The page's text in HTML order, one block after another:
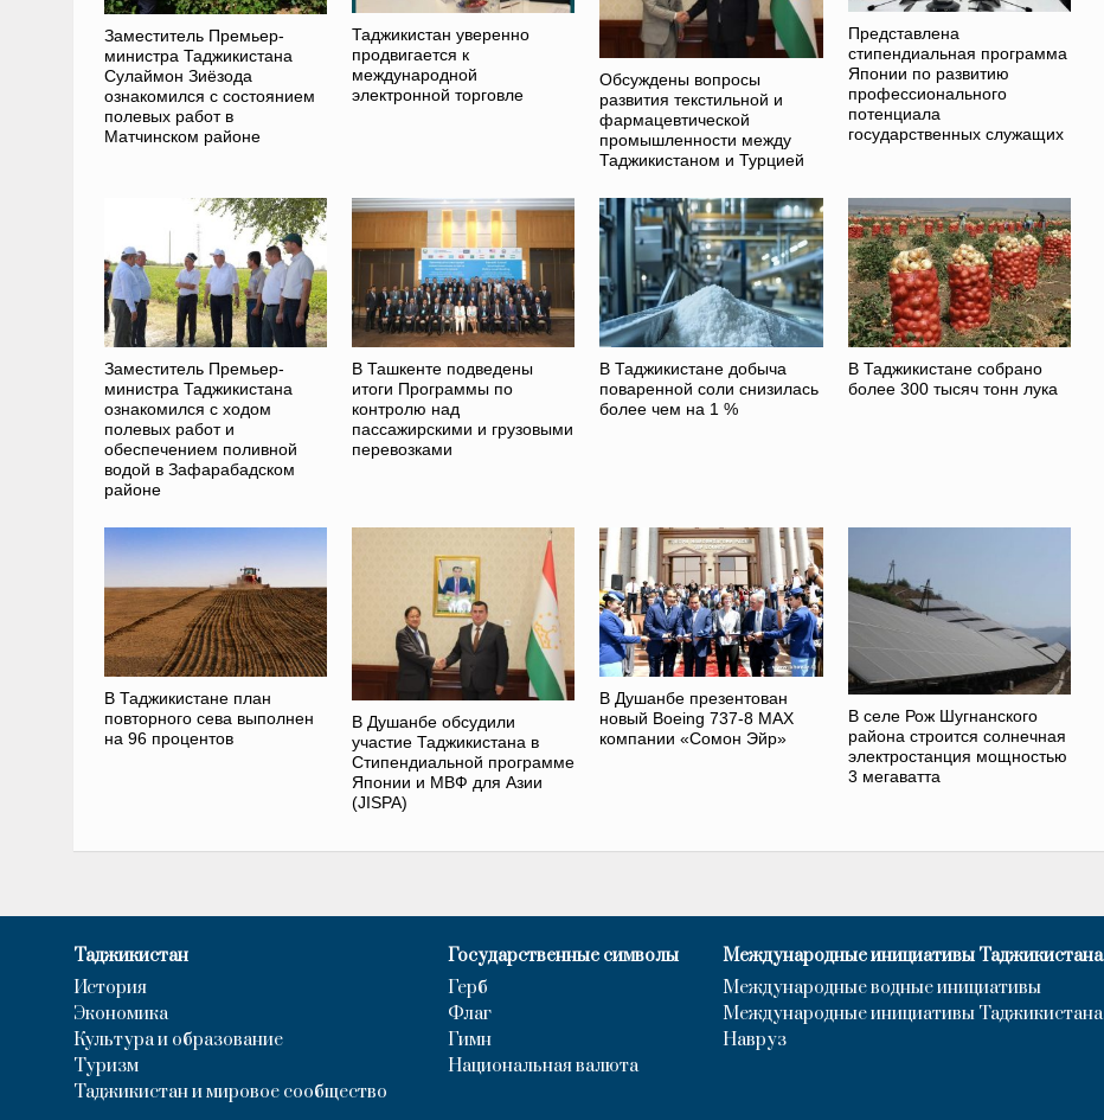
Заместитель Премьер-
министра Таджикистана
Сулаймон Зиёзода
ознакомился с состоянием
полевых работ в
Матчинском районе
Таджикистан уверенно
продвигается к
международной
электронной торговле
Обсуждены вопросы
развития текстильной и
фармацевтической
промышленности между
Таджикистаном и Турцией
Представлена
стипендиальная программа
Японии по развитию
профессионального
потенциала
государственных служащих
Заместитель Премьер-
министра Таджикистана
ознакомился с ходом
полевых работ и
обеспечением поливной
водой в Зафарабадском
районе
В Ташкенте подведены
итоги Программы по
контролю над
пассажирскими и грузовыми
перевозками
В Таджикистане добыча
поваренной соли снизилась
более чем на 1 %
В Таджикистане собрано
более 300 тысяч тонн лука
В Таджикистане план
повторного сева выполнен
на 96 процентов
В Душанбе обсудили
участие Таджикистана в
Стипендиальной программе
Японии и МВФ для Азии
(JISPA)
В Душанбе презентован
новый Boeing 737-8 MAX
компании «Сомон Эйр»
В селе Рож Шугнанского
района строится солнечная
электростанция мощностью
3 мегаватта
Таджикистан
История
Экономика
Культура и образование
Туризм
Таджикистан и мировое сообщество
Государственные символы
Герб
Флаг
Гимн
Национальная валюта
Международные инициативы Таджикистана
Международные водные инициативы
Международные инициативы Таджикистана
Навруз